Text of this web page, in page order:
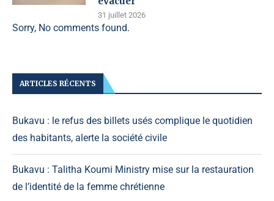
31 juillet 2026
Sorry, No comments found.
ARTICLES RÉCENTS
Bukavu : le refus des billets usés complique le quotidien
des habitants, alerte la société civile
Bukavu : Talitha Koumi Ministry mise sur la restauration
de l’identité de la femme chrétienne